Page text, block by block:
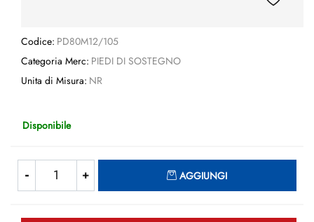
Codice: PD80M12/105
Categoria Merc: PIEDI DI SOSTEGNO
Unita di Misura: NR
Disponibile
AGGIUNGI